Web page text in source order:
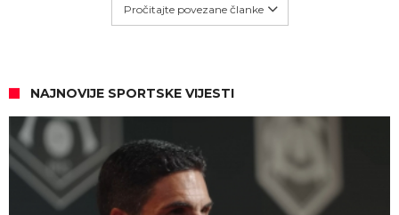
Pročitajte povezane članke
NAJNOVIJE SPORTSKE VIJESTI